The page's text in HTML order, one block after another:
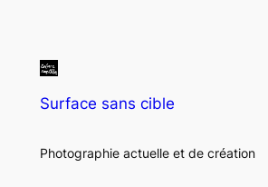
Surface sans cible
Photographie actuelle et de création